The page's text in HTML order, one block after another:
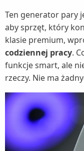
Ten generator pary
aby sprzęt, który
klasie premium,
codziennej pracy.
funkcje smart, ale
rzeczy. Nie ma